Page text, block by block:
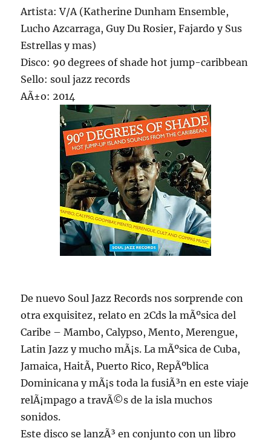
Artista: V/A (Katherine Dunham Ensemble,
Lucho Azcarraga, Guy Du Rosier, Fajardo y Sus
Estrellas y mas)
Disco: 90 degrees of shade hot jump-caribbean
Sello: soul jazz records
AÃ±o: 2014
De nuevo Soul Jazz Records nos sorprende con
otra exquisitez, relato en 2Cds la mÃºsica del
Caribe – Mambo, Calypso, Mento, Merengue,
Latin Jazz y mucho mÃ¡s. La mÃºsica de Cuba,
Jamaica, HaitÃ­, Puerto Rico, RepÃºblica
Dominicana y mÃ¡s toda la fusiÃ³n en este viaje
relÃ¡mpago a travÃ©s de la isla muchos
sonidos.
Este disco se lanzÃ³ en conjunto con un libro